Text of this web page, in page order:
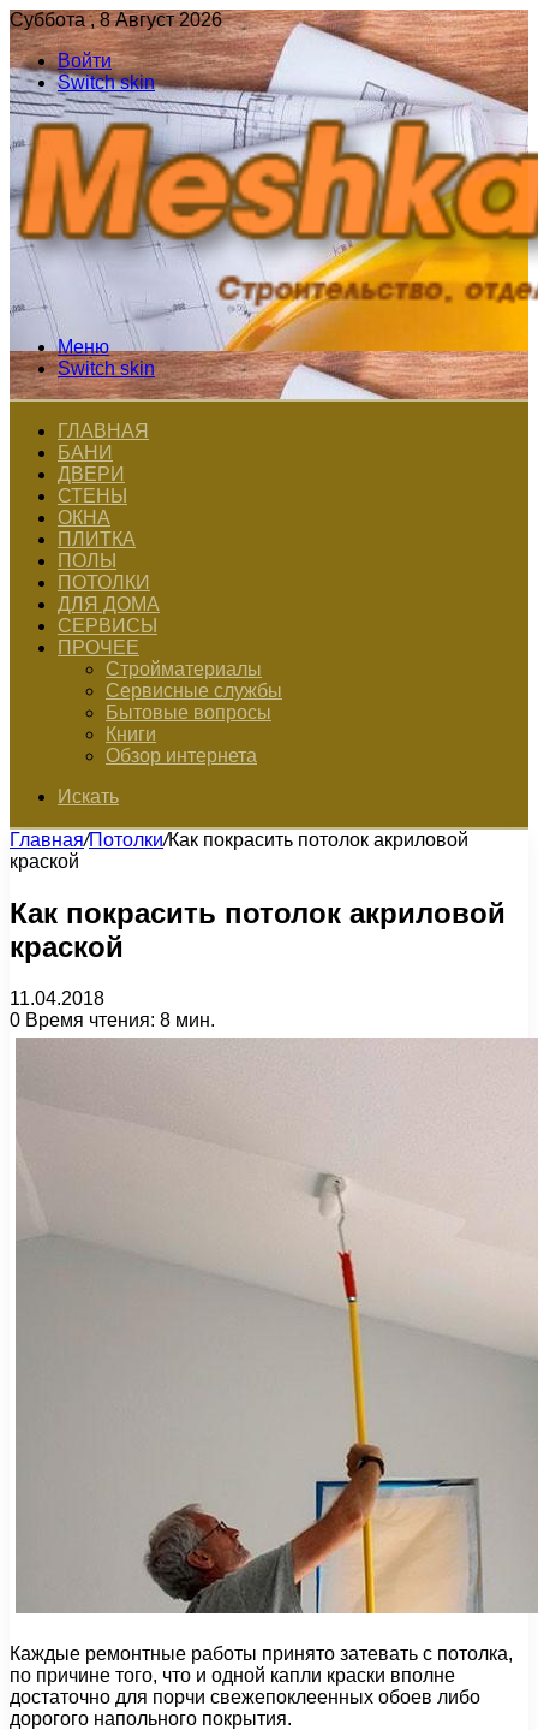
Суббота , 8 Август 2026
Войти
Switch skin
Меню
Switch skin
ГЛАВНАЯ
БАНИ
ДВЕРИ
СТЕНЫ
ОКНА
ПЛИТКА
ПОЛЫ
ПОТОЛКИ
ДЛЯ ДОМА
СЕРВИСЫ
ПРОЧЕЕ
Стройматериалы
Сервисные службы
Бытовые вопросы
Книги
Обзор интернета
Искать
Главная/Потолки/Как покрасить потолок акриловой
краской
Как покрасить потолок акриловой
краской
11.04.2018
0 Время чтения: 8 мин.
Каждые ремонтные работы принято затевать с потолка,
по причине того, что и одной капли краски вполне
достаточно для порчи свежепоклеенных обоев либо
дорогого напольного покрытия.